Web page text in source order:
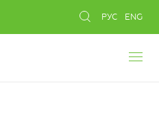
РУС ENG